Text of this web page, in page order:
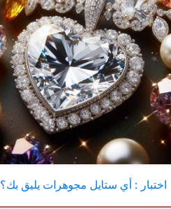
اختبار : أي ستايل مجوهرات يليق بك؟